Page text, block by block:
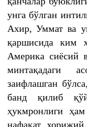
унга бўлган
Ахир, Уммат ва
қаршисида ким
Америка сиёсий
минтақадаги
заифлашган
банд қилиб
ҳукмронлиги
нафақат